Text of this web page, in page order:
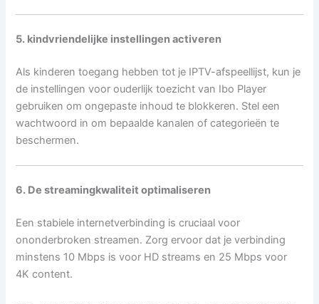
5. kindvriendelijke instellingen activeren
Als kinderen toegang hebben tot je IPTV-afspeellijst, kun je
de instellingen voor ouderlijk toezicht van Ibo Player
gebruiken om ongepaste inhoud te blokkeren. Stel een
wachtwoord in om bepaalde kanalen of categorieën te
beschermen.
6. De streamingkwaliteit optimaliseren
Een stabiele internetverbinding is cruciaal voor
ononderbroken streamen. Zorg ervoor dat je verbinding
minstens 10 Mbps is voor HD streams en 25 Mbps voor
4K content.